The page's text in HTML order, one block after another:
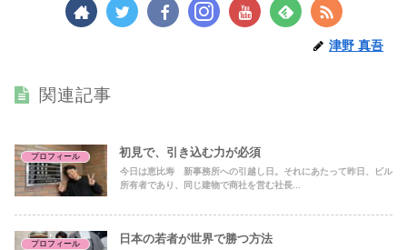
津野 真吾
関連記事
プロフィール 初見で、引き込む力が必須
今日は恵比寿 新事務所への引越し日。それにあたって昨日、ビル
所有者であり、同じ建物で商社を営む社長...
プロフィール 日本の若者が世界で勝つ方法